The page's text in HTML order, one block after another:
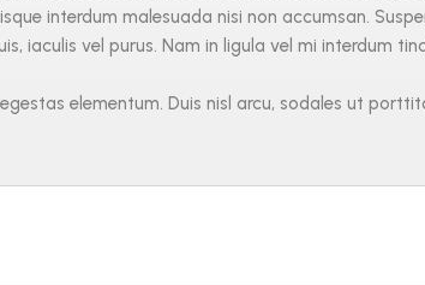
interdum malesuada nisi non accumsan.
iaculis vel purus. Nam in ligula vel mi interdum
elementum. Duis nisl arcu, sodales ut